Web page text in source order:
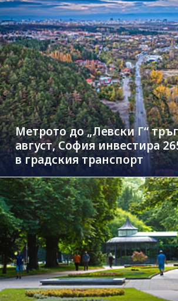
Метрото до „Левски Г“
август, София инвестира
в градския транспорт